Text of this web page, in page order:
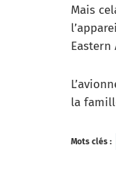
Mais
la
Mots clés :